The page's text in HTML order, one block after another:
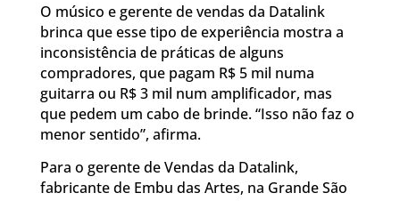
O músico e gerente de vendas da Datalink
brinca que esse tipo de experiência mostra a
inconsistência de práticas de alguns
compradores, que pagam R$ 5 mil numa
guitarra ou R$ 3 mil num amplificador, mas
que pedem um cabo de brinde. “Isso não faz o
menor sentido”, afirma.
Para o gerente de Vendas da Datalink,
fabricante de Embu das Artes, na Grande São